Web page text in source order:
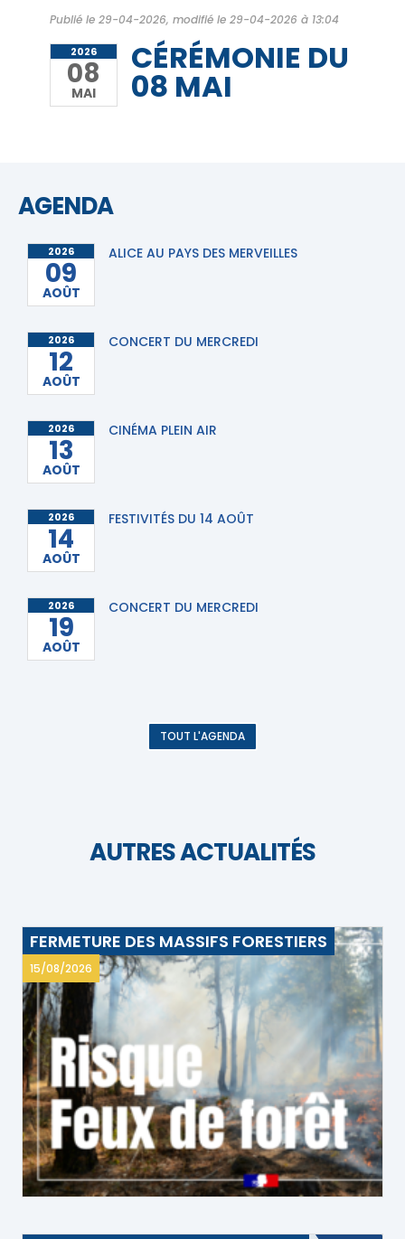
Publié le 29-04-2026, modifié le 29-04-2026 à 13:04
2026
08
MAI
CÉRÉMONIE DU
08 MAI
AGENDA
2026
09
AOÛT
ALICE AU PAYS DES MERVEILLES
2026
12
AOÛT
CONCERT DU MERCREDI
2026
13
AOÛT
CINÉMA PLEIN AIR
2026
14
AOÛT
FESTIVITÉS DU 14 AOÛT
2026
19
AOÛT
CONCERT DU MERCREDI
TOUT L'AGENDA
AUTRES ACTUALITÉS
FERMETURE DES MASSIFS FORESTIERS
15/08/2026